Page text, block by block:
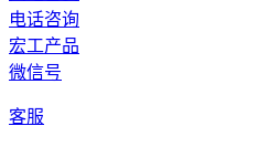
电话咨询
宏工产品
微信号
客服